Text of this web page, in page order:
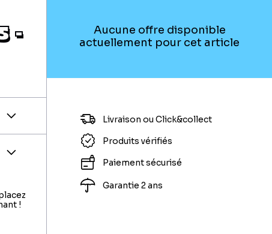
-
!
Aucune offre disponible
actuellement pour cet article
Livraison ou Click&collect
Produits vérifiés
Paiement sécurisé
Garantie 2 ans